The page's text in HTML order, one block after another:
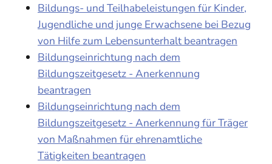
Bildungs- und Teilhabeleistungen für Kinder,
Jugendliche und junge Erwachsene bei Bezug
von Hilfe zum Lebensunterhalt beantragen
Bildungseinrichtung nach dem
Bildungszeitgesetz - Anerkennung
beantragen
Bildungseinrichtung nach dem
Bildungszeitgesetz - Anerkennung für Träger
von Maßnahmen für ehrenamtliche
Tätigkeiten beantragen